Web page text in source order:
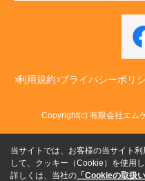
利用規約 プライバシーポリ
Copyright(c) 有限会社エム
当サイトでは、お客様の当サイト
して、クッキー（Cookie）を使用し
詳しくは、当社の 「Cookieの取扱